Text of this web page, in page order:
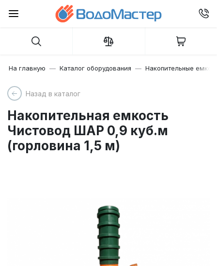
На главную Каталог оборудования Накопительные
Назад в каталог
Накопительная емкость
Чистовод ШАР 0,9 куб.м
(горловина 1,5 м)